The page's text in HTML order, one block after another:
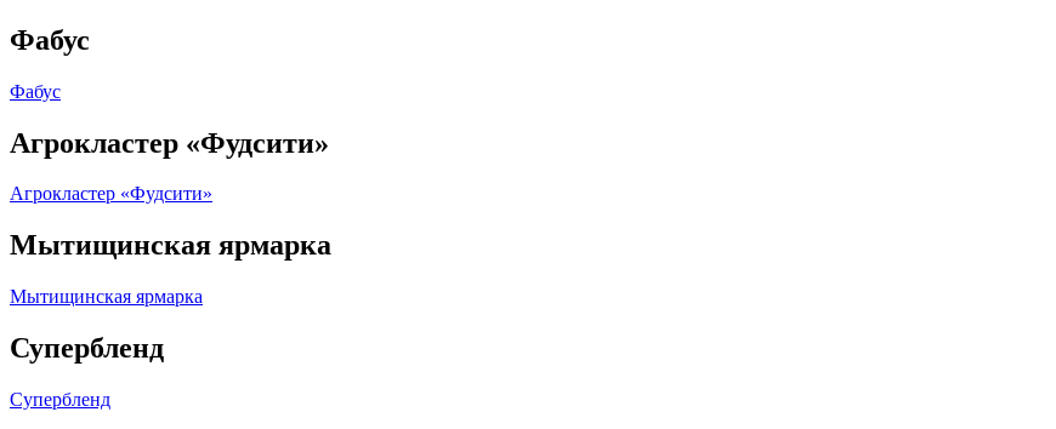
Фабус
Фабус
Агрокластер «Фудсити»
Агрокластер «Фудсити»
Мытищинская ярмарка
Мытищинская ярмарка
Супербленд
Супербленд